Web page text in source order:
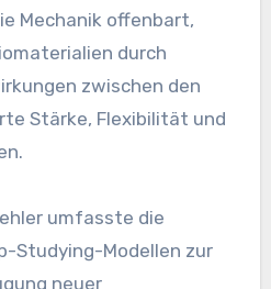
Mechanik offenbart,
durch
zwischen den
Stärke, Flexibilität und
umfasste die
Studying-Modellen zur
neuer